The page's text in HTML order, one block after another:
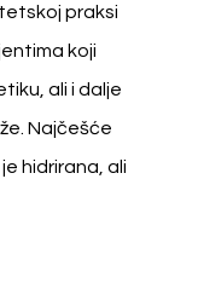
praksi
koji
ali i dalje
Najčešće
hidrirana, ali